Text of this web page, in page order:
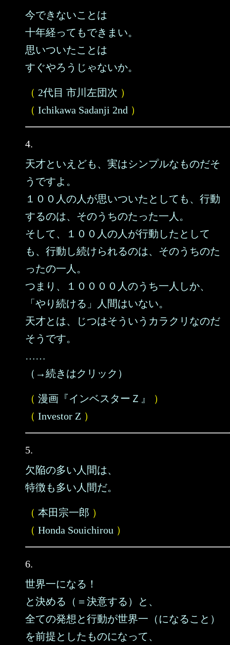
今できないことは
十年経ってもできまい。
思いついたことは
すぐやろうじゃないか。
（ 2代目 市川左団次 ）
（ Ichikawa Sadanji 2nd ）
4.
天才といえども、実はシンプルなものだそ
うですよ。
１００人の人が思いついたとしても、行動
するのは、そのうちのたった一人。
そして、１００人の人が行動したとして
も、行動し続けられるのは、そのうちのた
ったの一人。
つまり、１００００人のうち一人しか、
「やり続ける」人間はいない。
天才とは、じつはそういうカラクリなのだ
そうです。
……
（→続きはクリック）
（ 漫画『インベスターＺ』
）
（ Investor Z ）
5.
欠陥の多い人間は、
特徴も多い人間だ。
（ 本田宗一郎 ）
（ Honda Souichirou ）
6.
世界一になる！
と決める（＝決意する）と、
全ての発想と行動が世界一（になること）
を前提としたものになって、